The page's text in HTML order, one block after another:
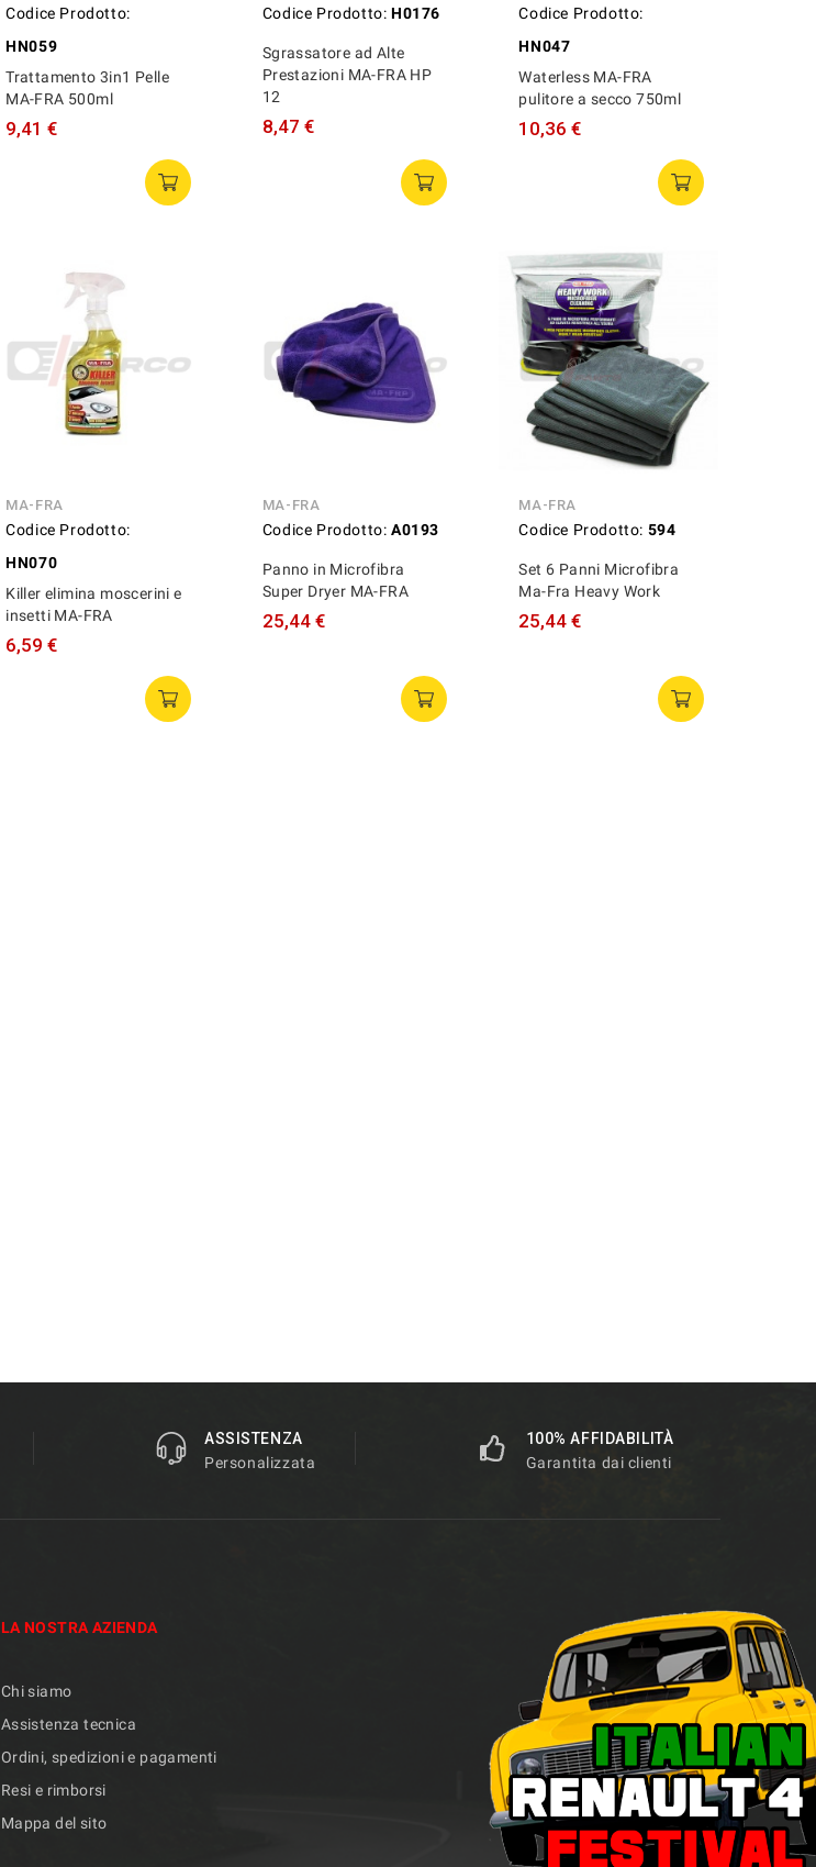
Codice Prodotto:
HN059
Trattamento 3in1 Pelle
MA-FRA 500ml
9,41 €
Codice Prodotto: H0176
Sgrassatore ad Alte
Prestazioni MA-FRA HP
12
8,47 €
Codice Prodotto:
HN047
Waterless MA-FRA
pulitore a secco 750ml
10,36 €
MA-FRA
Codice Prodotto:
HN070
Killer elimina moscerini e
insetti MA-FRA
6,59 €
MA-FRA
Codice Prodotto: A0193
Panno in Microfibra
Super Dryer MA-FRA
25,44 €
MA-FRA
Codice Prodotto: 594
Set 6 Panni Microfibra
Ma-Fra Heavy Work
25,44 €
ASSISTENZA
Personalizzata
100% AFFIDABILITÀ
Garantita dai clienti
LA NOSTRA AZIENDA
Chi siamo
Assistenza tecnica
Ordini, spedizioni e pagamenti
Resi e rimborsi
Mappa del sito